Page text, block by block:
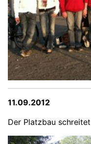
11.09.2012
Der Platzbau